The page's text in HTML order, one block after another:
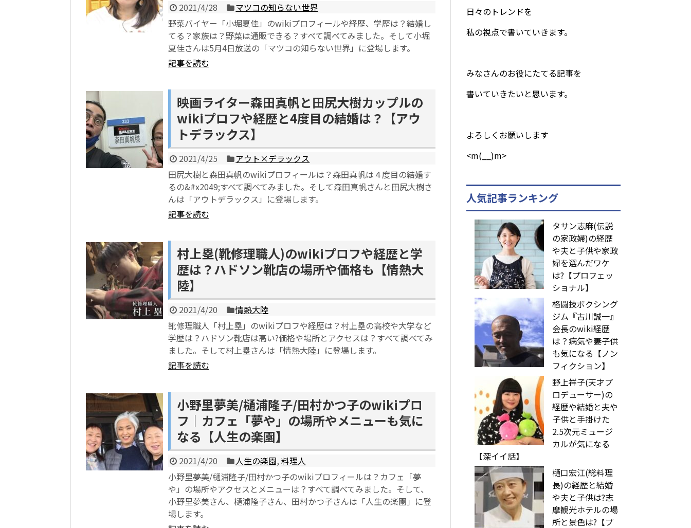
2021/4/28
マツコの知らない世界
野菜バイヤー「小堀夏佳」のwikiプロフィールや経歴、学歴は？結婚し
てる？家族は？野菜は通販できる？すべて調べてみました。そして小堀
夏佳さんは5月4日放送の「マツコの知らない世界」に登場します。
記事を読む
映画ライター森田真帆と田尻大樹カップルの
wikiプロフや経歴と4度目の結婚は？【アウ
トデラックス】
2021/4/25
アウト×デラックス
田尻大樹と森田真帆のwikiプロフィールは？森田真帆は４度目の結婚す
るの&#x2049;︎すべて調べてみました。そして森田真帆さんと田尻大樹さ
んは「アウトデラックス」に登場します。
記事を読む
村上塁(靴修理職人)のwikiプロフや経歴と学
歴は？ハドソン靴店の場所や価格も【情熱大
陸】
2021/4/20
情熱大陸
靴修理職人「村上塁」のwikiプロフや経歴は？村上塁の高校や大学など
学歴は？ハドソン靴店は高い?価格や場所とアクセスは？すべて調べてみ
ました。そして村上塁さんは「情熱大陸」に登場します。
記事を読む
小野里夢美/樋浦隆子/田村かつ子のwikiプロ
フ｜カフェ「夢や」の場所やメニューも気に
なる【人生の楽園】
2021/4/20 人生の楽園,料理人
小野里夢美/樋浦隆子/田村かつ子のwikiプロフィールは？カフェ「夢
や」の場所やアクセスとメニューは？すべて調べてみました。そして、
小野里夢美さん、樋浦隆子さん、田村かつ子さんは「人生の楽園」に登
場します。
日々のトレンドを
私の視点で書いていきます。
みなさんのお役にたてる記事を
書いていきたいと思います。
よろしくお願いします
<m(__)m>
人気記事ランキング
タサン志麻(伝説
の家政婦)の経歴
や夫と子供や家政
婦を選んだワケ
は?【プロフェッ
ショナル】
格闘技ボクシング
ジム『古川誠一』
会長のwiki経歴
は？病気や妻子供
も気になる【ノン
フィクション】
野上祥子(天才プ
ロデューサー)の
経歴や結婚と夫や
子供と手掛けた
2.5次元ミュージ
カルが気になる
【深イイ話】
樋口宏江(総料理
長)の経歴と結婚
や夫と子供は?志
摩観光ホテルの場
所と景色は?【プ